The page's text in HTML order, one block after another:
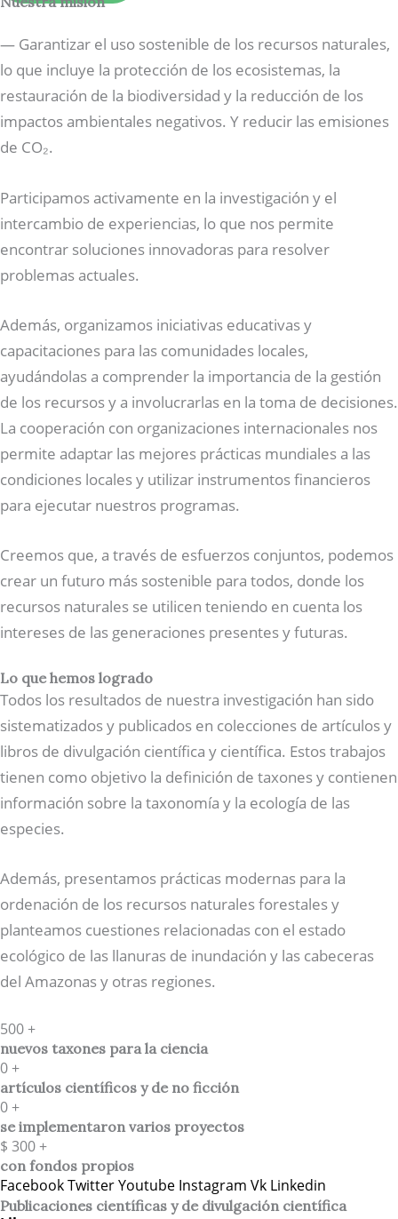
— Garantizar el uso sostenible de los recursos naturales,
lo que incluye la protección de los ecosistemas, la
restauración de la biodiversidad y la reducción de los
impactos ambientales negativos. Y reducir las emisiones
de CO₂.
Participamos activamente en la investigación y el
intercambio de experiencias, lo que nos permite
encontrar soluciones innovadoras para resolver
problemas actuales.
Además, organizamos iniciativas educativas y
capacitaciones para las comunidades locales,
ayudándolas a comprender la importancia de la gestión
de los recursos y a involucrarlas en la toma de decisiones.
La cooperación con organizaciones internacionales nos
permite adaptar las mejores prácticas mundiales a las
condiciones locales y utilizar instrumentos financieros
para ejecutar nuestros programas.
Creemos que, a través de esfuerzos conjuntos, podemos
crear un futuro más sostenible para todos, donde los
recursos naturales se utilicen teniendo en cuenta los
intereses de las generaciones presentes y futuras.
Lo que hemos logrado
Todos los resultados de nuestra investigación han sido
sistematizados y publicados en colecciones de artículos y
libros de divulgación científica y científica. Estos trabajos
tienen como objetivo la definición de taxones y contienen
información sobre la taxonomía y la ecología de las
especies.
Además, presentamos prácticas modernas para la
ordenación de los recursos naturales forestales y
planteamos cuestiones relacionadas con el estado
ecológico de las llanuras de inundación y las cabeceras
del Amazonas y otras regiones.
500+
nuevos taxones para la ciencia
0+
artículos científicos y de no ficción
0+
se implementaron varios proyectos
$ 300+
con fondos propios
FacebookTwitterYoutube Instagram Vk Linkedin
Publicaciones científicas y de divulgación científica​